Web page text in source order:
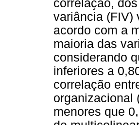
correlação,
variância (FIV)
acordo com a
maioria das
considerando
inferiores a
correlação
organizacional
menores que